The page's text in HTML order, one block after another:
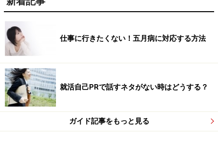
仕事に行きたくない！五月病に対応する方法
就活自己PRで話すネタがない時はどうする？
ガイド記事をもっと見る